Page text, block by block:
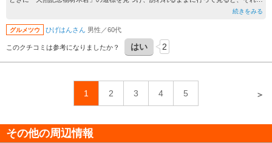
七ヶ宿街道という福島への街道から少し入ったところだった。5月なので鯉のぼりが
が材木のように山積みとなっていた。
続きをみる
グルメツウ ひげはんさん 男性／60代
このクチコミは参考になりましたか？ はい 2
1 2 3 4 5 ＞
その他の周辺情報